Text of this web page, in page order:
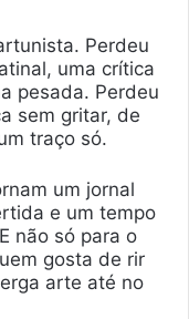
Perdeu
uma crítica
pesada. Perdeu
sem gritar, de
traço só.
um jornal
e um tempo
não só para o
gosta de rir
arte até no